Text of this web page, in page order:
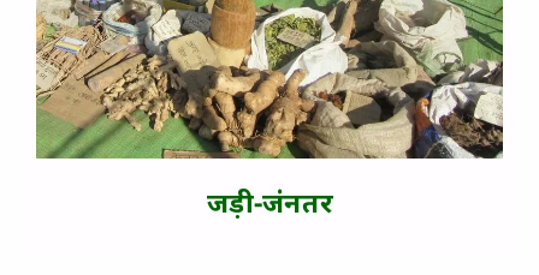
जड़ी-जंनतर